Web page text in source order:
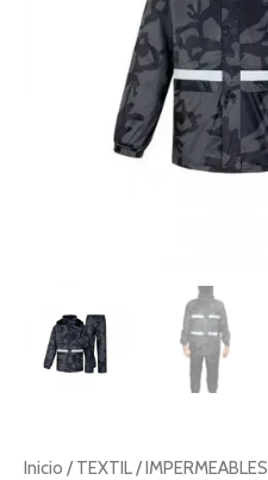
Inicio / TEXTIL/IMPERMEABLES